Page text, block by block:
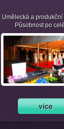
Umělecká a produkční
Působnost po